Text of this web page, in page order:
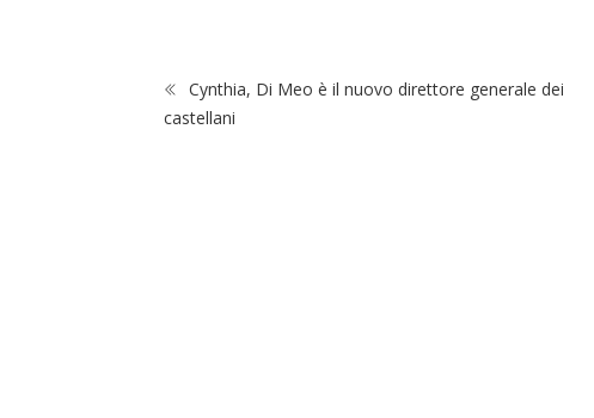
Cynthia, Di Meo è il nuovo direttore generale dei
castellani